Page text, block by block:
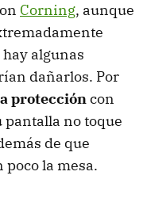
Corning, aunque
algunas
dañarlos. Por
proteccióncon
pantalla no toque
de que
la mesa.